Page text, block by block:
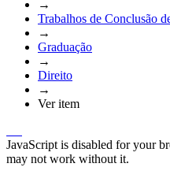
→
Trabalhos de Conclusão
→
Graduação
→
Direito
→
Ver item
JavaScript is disabled for your
may not work without it.